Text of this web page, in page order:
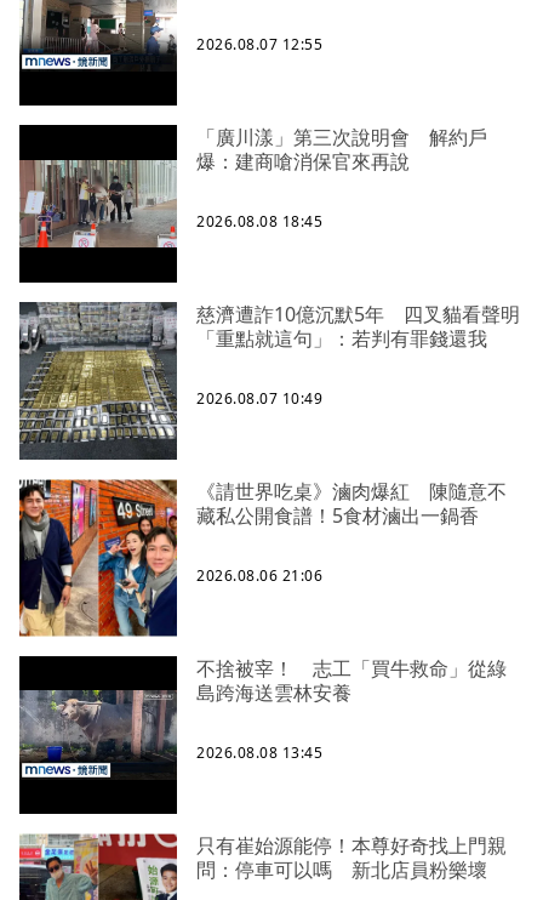
2026.08.07 12:55
「廣川漾」第三次說明會 解約戶
爆：建商嗆消保官來再說
2026.08.08 18:45
慈濟遭詐10億沉默5年 四叉貓看聲明
「重點就這句」：若判有罪錢還我
2026.08.07 10:49
《請世界吃桌》滷肉爆紅 陳隨意不
藏私公開食譜！5食材滷出一鍋香
2026.08.06 21:06
不捨被宰！ 志工「買牛救命」從綠
島跨海送雲林安養
2026.08.08 13:45
只有崔始源能停！本尊好奇找上門親
問：停車可以嗎 新北店員粉樂壞